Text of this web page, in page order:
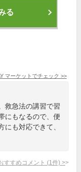
る
マーケット でチェック >>
救急法の講習で習
にもなるので、便
も対応できて、
すすめコメント (1 件) >